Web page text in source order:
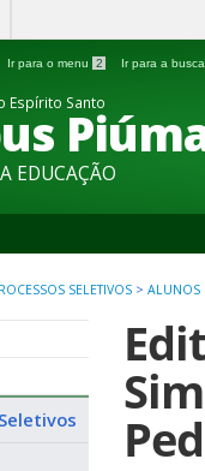
Ir para o menu 2 Ir para a busca
Espírito Santo
EDUCAÇÃO
SELETIVOS > ALUNOS